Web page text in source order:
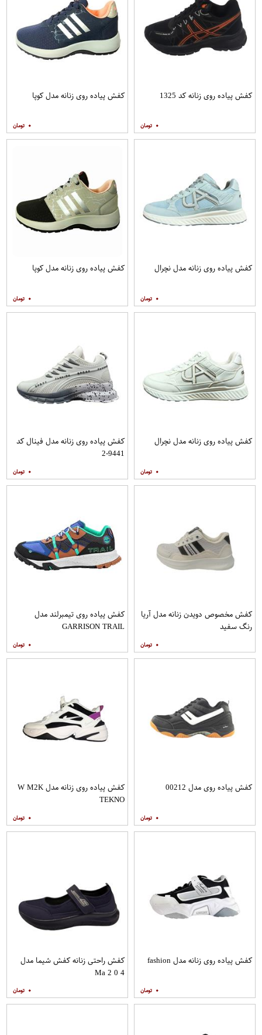
کفش پیاده روی زنانه کد 1325
۰
کفش پیاده روی زنانه مدل کوپا
۰
کفش پیاده روی زنانه مدل نچرال
۰
کفش پیاده روی زنانه مدل کوپا
۰
کفش پیاده روی زنانه مدل نچرال
۰
کفش پیاده روی زنانه مدل فینال کد
9441-2
۰
کفش مخصوص دویدن زنانه مدل آریا
رنگ سفید
۰
کفش پیاده روی تیمبرلند مدل
GARRISON TRAIL
۰
کفش پیاده روی مدل 00212
۰
کفش پیاده روی زنانه مدل W M2K
TEKNO
۰
کفش پیاده روی زنانه مدل fashion
۰
کفش راحتی زنانه کفش شیما مدل
Ma 2 0 4
۰